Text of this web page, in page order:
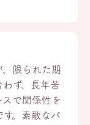
限られた期
ず、長年苦
で関係性を
。素敵なパ